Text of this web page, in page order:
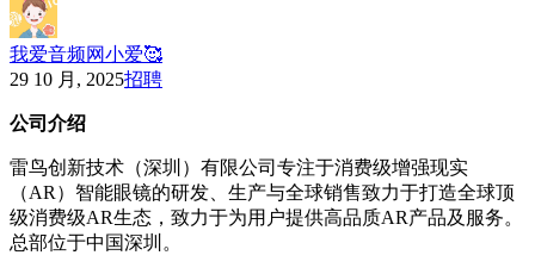
我爱音频网小爱🥰
29 10 月, 2025招聘
公司介绍
雷鸟创新技术（深圳）有限公司专注于消费级增强现实
（AR）智能眼镜的研发、生产与全球销售致力于打造全球顶
级消费级AR生态，致力于为用户提供高品质AR产品及服务。
总部位于中国深圳。